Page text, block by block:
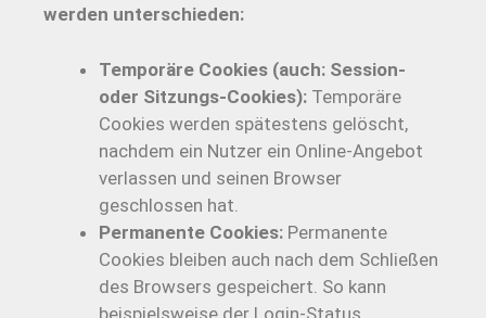
werden unterschieden:
Temporäre Cookies (auch: Session-
oder Sitzungs-Cookies): Temporäre
Cookies werden spätestens gelöscht,
nachdem ein Nutzer ein Online-Angebot
verlassen und seinen Browser
geschlossen hat.
Permanente Cookies: Permanente
Cookies bleiben auch nach dem Schließen
des Browsers gespeichert. So kann
beispielsweise der Login-Status